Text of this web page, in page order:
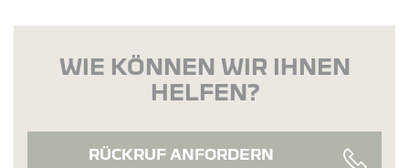
WIE KÖNNEN WIR IHNEN
HELFEN?
RÜCKRUF ANFORDERN